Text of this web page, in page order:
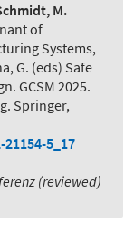
M.
of
Systems,
G. (eds) Safe
GCSM 2025.
Springer,
5_17
(reviewed)